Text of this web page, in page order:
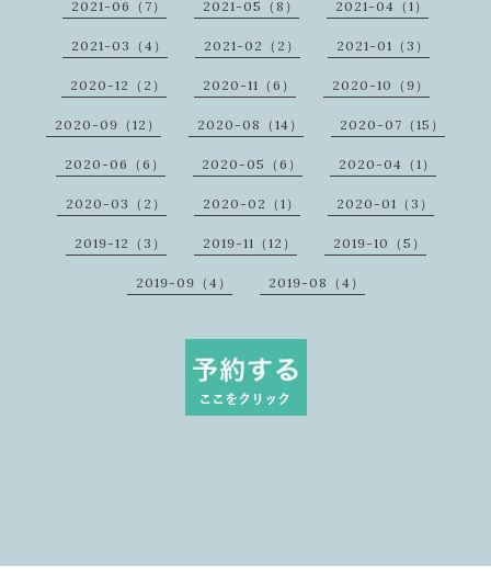
2021-06（7） 2021-05（8） 2021-04（1）
2021-03（4） 2021-02（2） 2021-01（3）
2020-12（2） 2020-11（6） 2020-10（9）
2020-09（12） 2020-08（14） 2020-07（15）
2020-06（6） 2020-05（6） 2020-04（1）
2020-03（2） 2020-02（1） 2020-01（3）
2019-12（3） 2019-11（12） 2019-10（5）
2019-09（4） 2019-08（4）